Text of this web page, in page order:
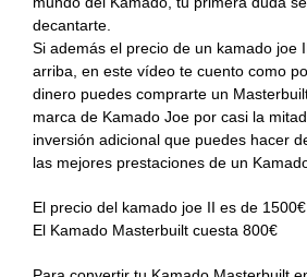
decantarte.
Si además el precio de un kamado joe
arriba, en este vídeo te cuento como
dinero puedes comprarte un
marca de Kamado Joe por casi la
inversión adicional que puedes hacer
las mejores prestaciones de un
El precio del kamado joe II es de
El Kamado Masterbuilt cuesta 800€